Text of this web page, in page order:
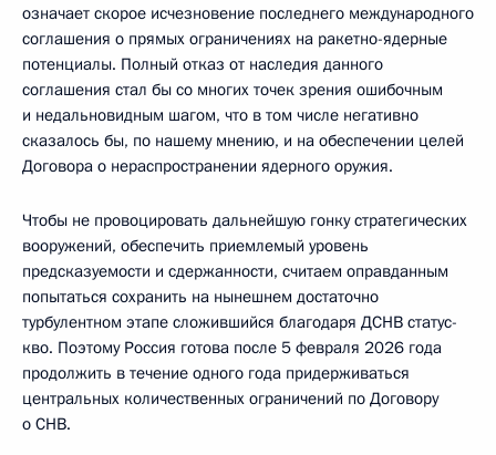
означает скорое исчезновение последнего международного
соглашения о прямых ограничениях на ракетно-ядерные
потенциалы. Полный отказ от наследия данного
соглашения стал бы со многих точек зрения ошибочным
и недальновидным шагом, что в том числе негативно
сказалось бы, по нашему мнению, и на обеспечении целей
Договора о нераспространении ядерного оружия.
Чтобы не провоцировать дальнейшую гонку стратегических
вооружений, обеспечить приемлемый уровень
предсказуемости и сдержанности, считаем оправданным
попытаться сохранить на нынешнем достаточно
турбулентном этапе сложившийся благодаря ДСНВ статус-
кво. Поэтому Россия готова после 5 февраля 2026 года
продолжить в течение одного года придерживаться
центральных количественных ограничений по Договору
о СНВ.